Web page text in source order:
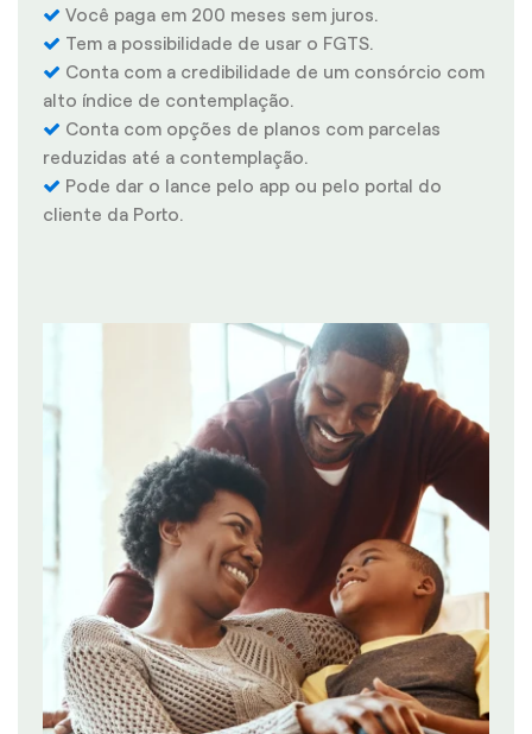
Você paga em 200 meses sem juros.
Tem a possibilidade de usar o FGTS.
Conta com a credibilidade de um consórcio com
alto índice de contemplação.
Conta com opções de planos com parcelas
reduzidas até a contemplação.
Pode dar o lance pelo app ou pelo portal do
cliente da Porto.